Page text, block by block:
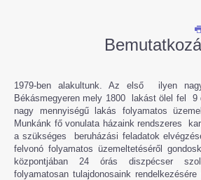
1979-ben alakultunk. Az első ilyen
Békásmegyeren mely 1800 lakást ölel fel 9
nagy mennyiségű lakás folyamatos
Munkánk fő vonulata házaink rendszeres
a szükséges beruházási feladatok
felvonó folyamatos üzemeltetéséről
központjában 24 órás diszpécser
folyamatosan tulajdonosaink